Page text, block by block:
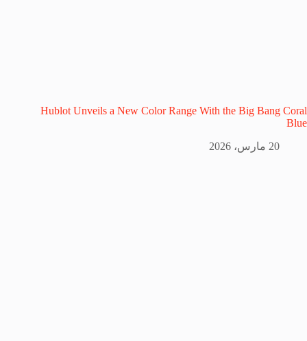
Hublot Unveils a New Color Range With the Big Bang Coral
Blue
20 مارس، 2026